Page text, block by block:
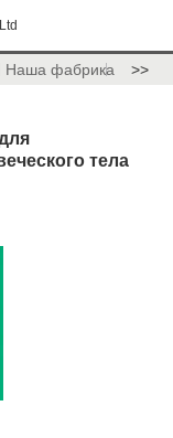
Наша фабрика >>
тела